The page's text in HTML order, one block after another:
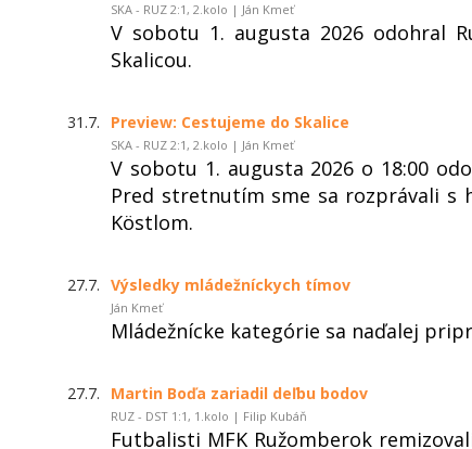
SKA - RUZ 2:1, 2.kolo | Ján Kmeť
V sobotu 1. augusta 2026 odohral
Skalicou.
31.7. Preview: Cestujeme do Skalice
SKA - RUZ 2:1, 2.kolo | Ján Kmeť
V sobotu 1. augusta 2026 o 18:00
Pred stretnutím sme sa rozprávali s
Köstlom.
27.7. Výsledky mládežníckych tímov
Ján Kmeť
Mládežnícke kategórie sa naďalej
27.7. Martin Boďa zariadil deľbu bodov
RUZ - DST 1:1, 1.kolo | Filip Kubáň
Futbalisti MFK Ružomberok